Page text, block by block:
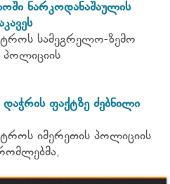
ნარკოდანაშაულის
სამეგრელო-ზემო
პოლიციის
ფაქტზე ძებნილი
იმერეთის პოლიციის